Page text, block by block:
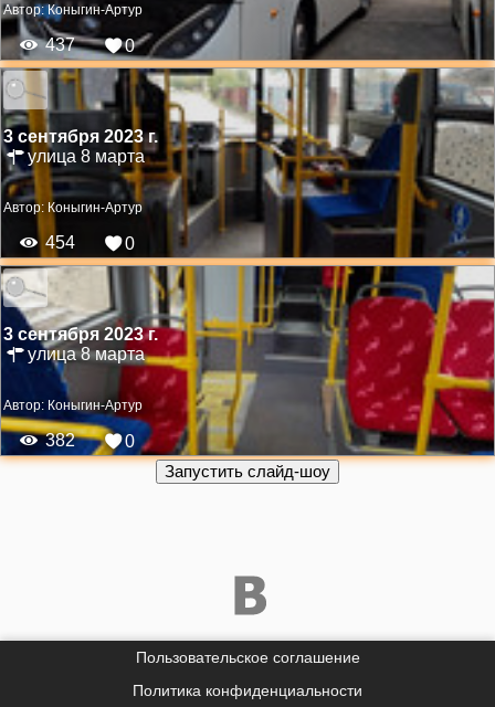
Автор:Коныгин-Артур
437 0
3 сентября 2023 г.
улица 8 марта
Автор: Коныгин-Артур
454 0
3 сентября 2023 г.
улица 8 марта
Автор: Коныгин-Артур
382 0
Пользовательское соглашение
Политика конфиденциальности